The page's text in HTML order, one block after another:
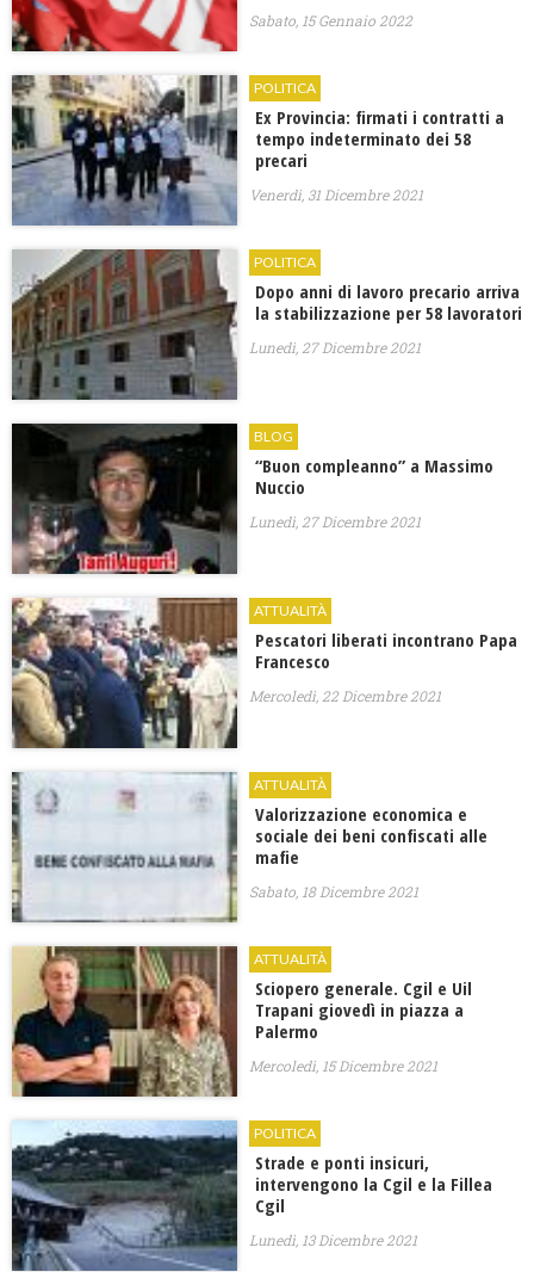
Sabato, 15 Gennaio 2022
POLITICA
Ex Provincia: firmati i contratti a
tempo indeterminato dei 58
precari
Venerdì, 31 Dicembre 2021
POLITICA
Dopo anni di lavoro precario arriva
la stabilizzazione per 58 lavoratori
Lunedì, 27 Dicembre 2021
BLOG
“Buon compleanno” a Massimo
Nuccio
Lunedì, 27 Dicembre 2021
ATTUALITÀ
Pescatori liberati incontrano Papa
Francesco
Mercoledì, 22 Dicembre 2021
ATTUALITÀ
Valorizzazione economica e
sociale dei beni confiscati alle
mafie
Sabato, 18 Dicembre 2021
ATTUALITÀ
Sciopero generale. Cgil e Uil
Trapani giovedì in piazza a
Palermo
Mercoledì, 15 Dicembre 2021
POLITICA
Strade e ponti insicuri,
intervengono la Cgil e la Fillea
Cgil
Lunedì, 13 Dicembre 2021